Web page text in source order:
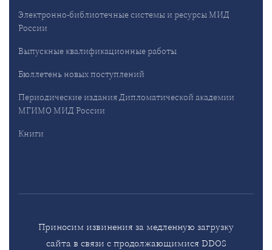
Электронно-библиотечные системы и ресурсы МИД
России
Выпускные квалификационные работы
Бюллетень новых поступлений
Периодические издания Дипломатической академии
МГИМО МИД России
Книги
Приносим извинения за медленную загрузку
сайта в связи с продолжающимися DDOS